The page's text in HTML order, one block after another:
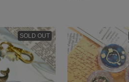
SOLD OUT